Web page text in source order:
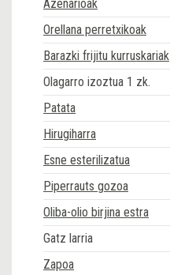
Azenarioak
Orellana perretxikoak
Barazki frijitu kurruskariak
Olagarro izoztua 1 zk.
Patata
Hirugiharra
Esne esterilizatua
Piperrauts gozoa
Oliba-olio birjina estra
Gatz larria
Zapoa